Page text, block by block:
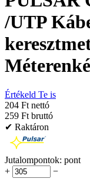
/UTP
Értékeld Te is
204 Ft nettó
259 Ft bruttó
✔ Raktáron
Jutalompontok: pont
+
−